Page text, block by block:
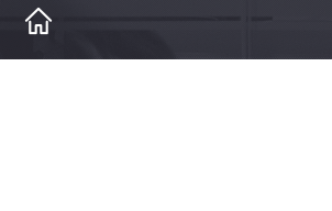
입시도우미
학교정보
예술대학
자율전공학부
학점교류
교직
병무
학생활동 지도 및 재정비
생명윤리위원회